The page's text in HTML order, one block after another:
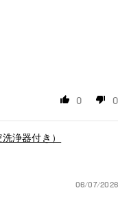
0 0
浄器付き）
06/07/2026